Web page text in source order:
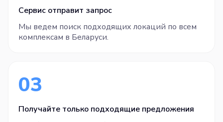
Сервис отправит запрос
Мы ведем поиск подходящих локаций по всем
комплексам в Беларуси.
03
Получайте только подходящие предложения